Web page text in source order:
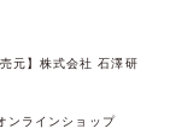
元】株式会社 石澤研
ンラインショップ